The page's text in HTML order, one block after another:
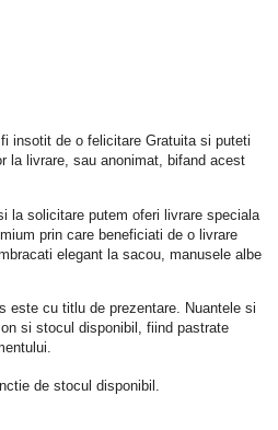
insotit de o felicitare Gratuita si puteti
la livrare, sau anonimat, bifand acest
la solicitare putem oferi livrare speciala
prin care beneficiati de o livrare
elegant la sacou, manusele albe
este cu titlu de prezentare. Nuantele si
si stocul disponibil, fiind pastrate
de stocul disponibil.